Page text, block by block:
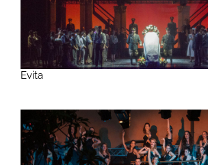
Evita